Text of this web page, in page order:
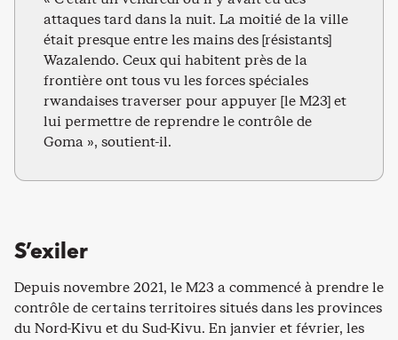
attaques tard dans la nuit. La moitié de la ville
était presque entre les mains des [résistants]
Wazalendo. Ceux qui habitent près de la
frontière ont tous vu les forces spéciales
rwandaises traverser pour appuyer [le M23] et
lui permettre de reprendre le contrôle de
Goma », soutient-il.
S’exiler
Depuis novembre 2021, le M23 a commencé à prendre le
contrôle de certains territoires situés dans les provinces
du Nord-Kivu et du Sud-Kivu. En janvier et février, les